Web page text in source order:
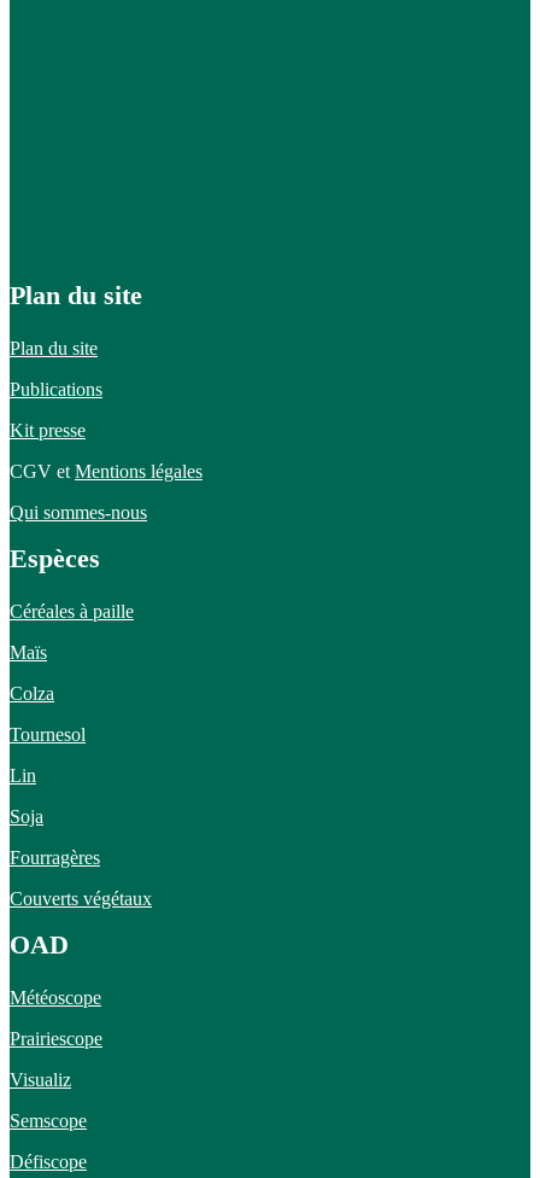
Plan du site
Plan du site
Publications
Kit presse
CGV et Mentions légales
Qui sommes-nous
Espèces
Céréales à paille
Maïs
Colza
Tournesol
Lin
Soja
Fourragères
Couverts végétaux
OAD
Météoscope
Prairiescope
Visualiz
Semscope
Défiscope